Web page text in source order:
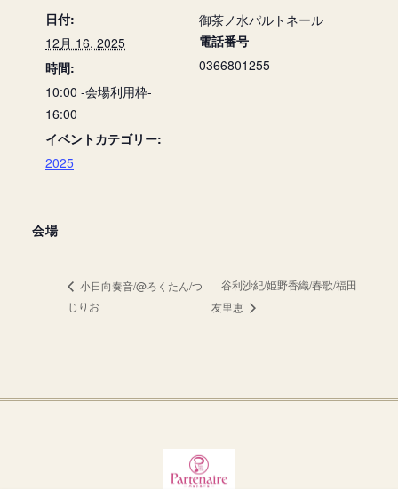
日付:
12月 16, 2025
時間:
10:00 -会場利用枠-
16:00
イベントカテゴリー:
2025
御茶ノ水パルトネール
電話番号
0366801255
会場
小日向奏音/@ろくたん/つ
じりお
谷利沙紀/姫野香織/春歌/福田
友里恵